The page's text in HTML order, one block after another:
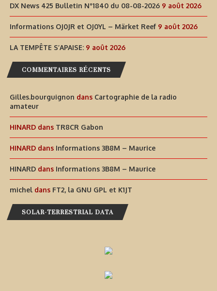
DX News 425 Bulletin N°1840 du 08-08-2026 9 août 2026
Informations OJ0JR et OJ0YL – Märket Reef 9 août 2026
LA TEMPÊTE S’APAISE: 9 août 2026
COMMENTAIRES RÉCENTS
Gilles.bourguignon dans Cartographie de la radio
amateur
HINARD dans TR8CR Gabon
HINARD dans Informations 3B8M – Maurice
HINARD dans Informations 3B8M – Maurice
michel dans FT2, la GNU GPL et K1JT
SOLAR-TERRESTRIAL DATA